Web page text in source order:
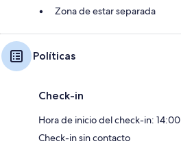
Zona de estar separada
Políticas
Check-in
Hora de inicio del check-in: 14:00
Check-in sin contacto